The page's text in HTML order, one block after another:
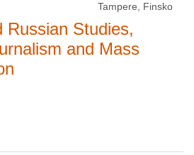
Tampere, Finsko
Russian Studies,
and Mass